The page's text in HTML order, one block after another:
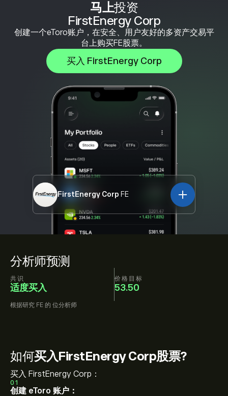
分析师预测
共识
适度买入
价格目标
53.50
根据研究 FE 的 位分析师
马上投资
FirstEnergy Corp
创建一个eToro账户，在安全、用户友好的多资产交易平
台上购买FE股票。
买入 FirstEnergy Corp
FirstEnergy Corp FE
如何买入FirstEnergy Corp股票?
买入 FirstEnergy Corp：
01
创建 eToro 账户：